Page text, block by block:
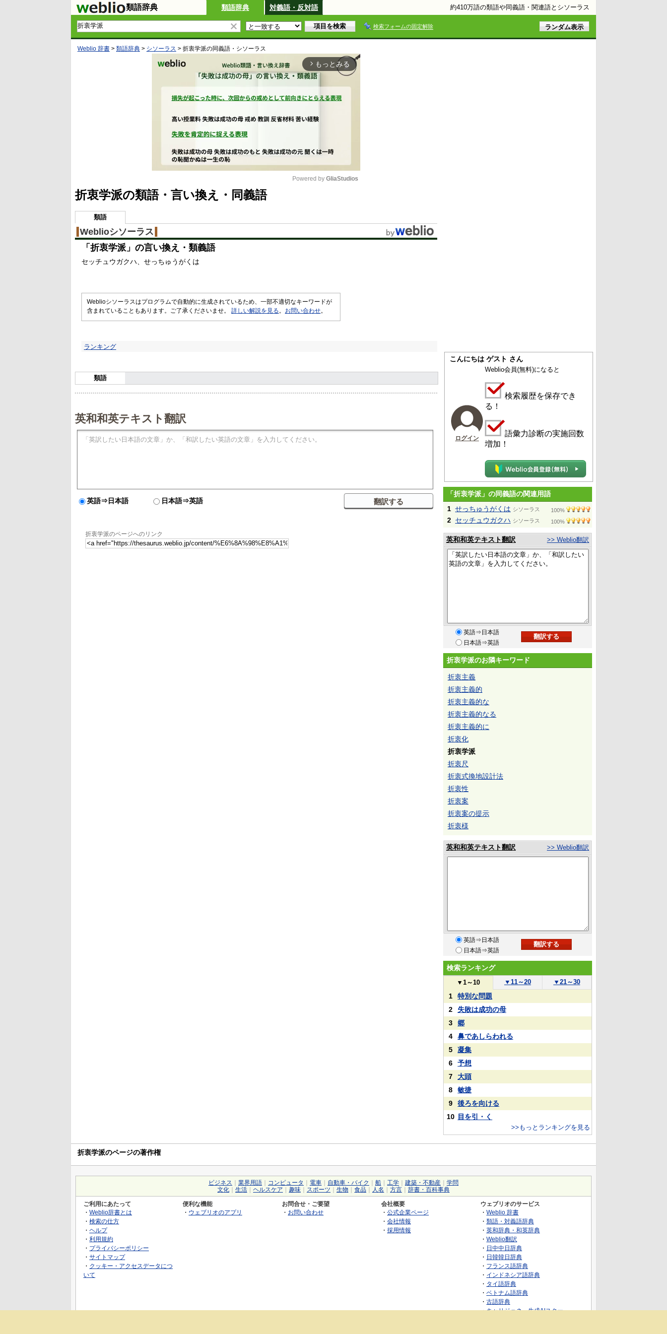
類語辞典 類語辞典 対義語・反対語 約410万語の類語や同義語・関連語とシソーラス
検索フォームの固定解除
Weblio 辞書 > 類語辞典 > シソーラス > 折衷学派の同義語・シソーラス
arrow_forward_ios もっとみる
Powered by GliaStudios
折衷学派の類語・言い換え・同義語
類語
Weblioシソーラス
「 折衷学派 」の言い換え・類義語
セッチュウガクハ せっちゅうがくは
Weblioシソーラスはプログラムで自動的に生成されているため、一部不適切なキーワードが
含まれていることもあります。ご了承くださいませ。 詳しい解説を見る 。 お問い合わせ。
ランキング
類語
英和和英テキスト翻訳
英語⇒日本語 日本語⇒英語
折衷学派のページへのリンク
こんにちは ゲスト さん
ログイン
Weblio会員(無料)になると
検索履歴を保存でき
る！
語彙力診断の実施回数
増加！
「折衷学派」の同義語の関連用語
1 せっちゅうがくは シソーラス 100%
2 セッチュウガクハ シソーラス 100%
英和和英テキスト翻訳 >> Weblio翻訳
英語⇒日本語
日本語⇒英語
折衷学派のお隣キーワード
折衷主義
折衷主義的
折衷主義的な
折衷主義的なる
折衷主義的に
折衷化
折衷学派
折衷尺
折衷式換地設計法
折衷性
折衷案
折衷案の提示
折衷様
英和和英テキスト翻訳 >> Weblio翻訳
英語⇒日本語
日本語⇒英語
検索ランキング
▼ 1～10 ▼ 11～20 ▼ 21～30
1
特別な問題
2
失敗は成功の母
3
郷
4
鼻であしらわれる
5
凝集
6
予想
7
大頭
8
敏捷
9
後ろを向ける
10 目を引・く
>>もっとランキングを見る
折衷学派のページの著作権
ビジネス 業界用語 コンピュータ 電車 自動車・バイク 船 工学 建築・不動産
学問
文化
生活 ヘルスケア 趣味 スポーツ 生物 食品 人名 方言 辞書・百科事典
ご利用にあたって
・ Weblio辞書とは
・ 検索の仕方
・ ヘルプ
・ 利用規約
・ プライバシーポリシー
・ サイトマップ
・ クッキー・アクセスデータにつ
いて
便利な機能
・ ウェブリオのアプリ
お問合せ・ご要望
・ お問い合わせ
会社概要
・ 公式企業ページ
・ 会社情報
・ 採用情報
ウェブリオのサービス
・ Weblio 辞書
・ 類語・対義語辞典
・ 英和辞典・和英辞典
・ Weblio翻訳
・ 日中中日辞典
・ 日韓韓日辞典
・ フランス語辞典
・ インドネシア語辞典
・ タイ語辞典
・ ベトナム語辞典
・ 古語辞典
・キャリジェネ～生成AIスクー